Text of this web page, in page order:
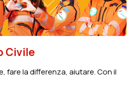
Civile
fare la differenza, aiutare. Con il